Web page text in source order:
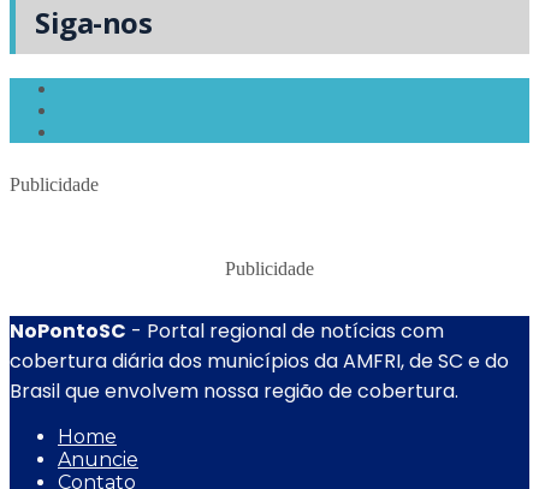
Siga-nos
Publicidade
Publicidade
NoPontoSC - Portal regional de notícias com
cobertura diária dos municípios da AMFRI, de SC e do
Brasil que envolvem nossa região de cobertura.
Home
Anuncie
Contato